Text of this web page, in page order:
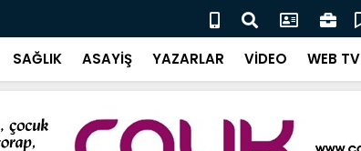
Karali’den Ergen’e Ziyaret
SAĞLIK ASAYİŞ YAZARLAR VİDEO WEB TV